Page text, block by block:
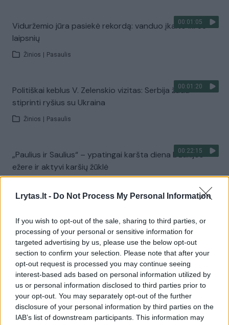
Lrytas.lt - Do Not Process My Personal Information
If you wish to opt-out of the sale, sharing to third parties, or
processing of your personal or sensitive information for
targeted advertising by us, please use the below opt-out
section to confirm your selection. Please note that after your
opt-out request is processed you may continue seeing
interest-based ads based on personal information utilized by
us or personal information disclosed to third parties prior to
your opt-out. You may separately opt-out of the further
disclosure of your personal information by third parties on the
IAB’s list of downstream participants. This information may
00:01:05
Viduržemio jūra pasiekė rekordą: vanduo įkaito iki 33
laipsnių
Žinios Pasaulis
00:01:20
Politiškai keblus V. Zelenskio vizitas: Serbija žada
stiprinti ryšius su Ukraina
Žinios Pasaulis
00:22:15
„Paulius ir Saulius“ – ypatingai karšta diena Dzūkijos
ežere ir aktyvi karšių žūklė
Visi įrašai
Žiūrimiausi įrašai
00:00:30
Vaizdai iš tragiškos avarijos Vilniaus r.: dviejų moterų ir
vaiko gyvybių išgelbėti nepavyko